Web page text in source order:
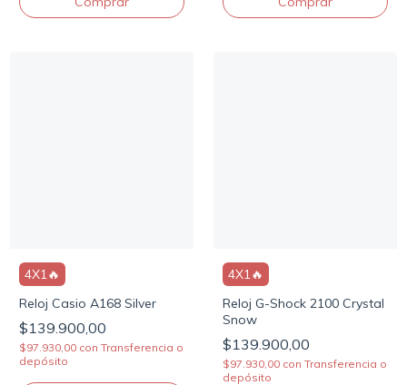
4X1🔥
Reloj Casio A168 Silver
$139.900,00
$97.930,00 con Transferencia o
depósito
4X1🔥
Reloj G-Shock 2100 Crystal
Snow
$139.900,00
$97.930,00 con Transferencia o
depósito